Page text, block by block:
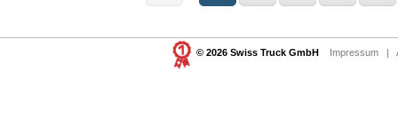
© 2026 Swiss Truck GmbH Impressum |